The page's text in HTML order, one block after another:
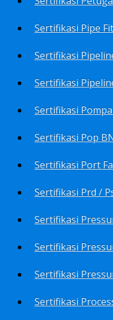
Sertifikasi Pipe
Sertifikasi
Sertifikasi
Sertifikasi Pop
Sertifikasi Prd /
Sertifikasi
Sertifikasi
Sertifikasi
Sertifikasi